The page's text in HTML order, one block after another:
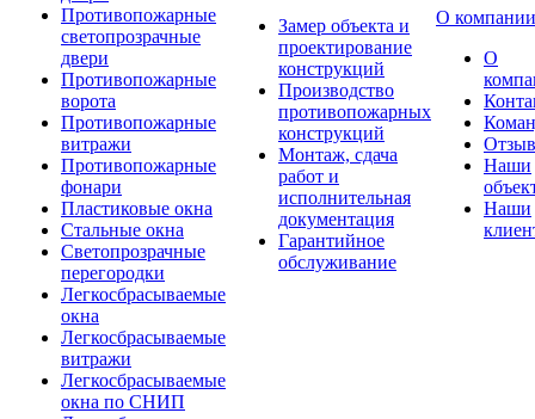
Противопожарные
светопрозрачные
двери
Противопожарные
ворота
Противопожарные
витражи
Противопожарные
фонари
Пластиковые окна
Стальные окна
Светопрозрачные
перегородки
Легкосбрасываемые
окна
Легкосбрасываемые
витражи
Легкосбрасываемые
окна по СНИП
Замер объекта и
проектирование
конструкций
Производство
противопожарных
конструкций
Монтаж, сдача
работ и
исполнительная
документация
Гарантийное
обслуживание
О компании
О
Наши
Наши